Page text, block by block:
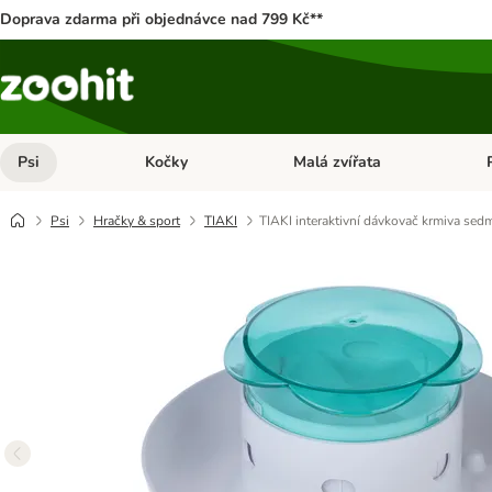
Doprava zdarma při objednávce nad 799 Kč**
Psi Otevřít menu: Psi
Kočky Otevřít menu: Kočky
Malá zvířata
Psi Hračky & sport TIAKI TIAKI interaktivní dávkovač krmiva